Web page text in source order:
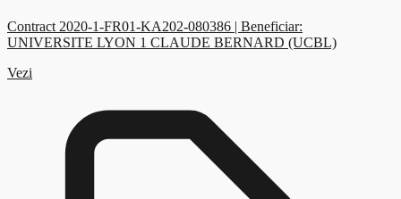
Contract 2020-1-FR01-KA202-080386 | Beneficiar:
UNIVERSITE LYON 1 CLAUDE BERNARD (UCBL)
Vezi